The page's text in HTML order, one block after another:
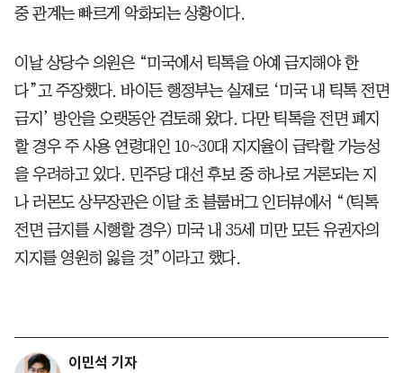
중 관계는 빠르게 악화되는 상황이다.
이날 상당수 의원은 “미국에서 틱톡을 아예 금지해야 한
다”고 주장했다. 바이든 행정부는 실제로 ‘미국 내 틱톡 전면
금지’ 방안을 오랫동안 검토해 왔다. 다만 틱톡을 전면 폐지
할 경우 주 사용 연령대인 10~30대 지지율이 급락할 가능성
을 우려하고 있다. 민주당 대선 후보 중 하나로 거론되는 지
나 러몬도 상무장관은 이달 초 블룸버그 인터뷰에서 “(틱톡
전면 금지를 시행할 경우) 미국 내 35세 미만 모든 유권자의
지지를 영원히 잃을 것”이라고 했다.
이민석 기자